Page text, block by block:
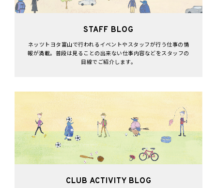
STAFF BLOG
ネッツトヨタ富山で行われるイベントやスタッフが行う仕事の情
報が満載。普段は見ることの出来ない仕事内容などをスタッフの
目線でご紹介します。
CLUB ACTIVITY BLOG